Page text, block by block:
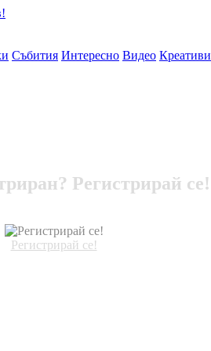
Събития Интересно Видео Креативи
Регистрирай се!
Регистрирай се!